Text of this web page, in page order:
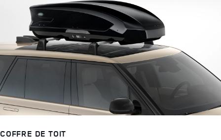
COFFRE DE TOIT